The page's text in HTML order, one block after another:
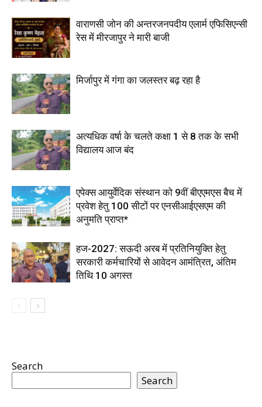
वाराणसी जोन की अन्तरजनपदीय एलार्म एफिसिएन्सी
रेस में मीरजापुर ने मारी बाजी
मिर्जापुर में गंगा का जलस्तर बढ़ रहा है
अत्यधिक वर्षा के चलते कक्षा 1 से 8 तक के सभी
विद्यालय आज बंद
एपेक्स आयुर्वेदिक संस्थान को 9वीं बीएएमएस बैच में
प्रवेश हेतु 100 सीटों पर एनसीआईएसएम की
अनुमति प्राप्त*
हज-2027: सऊदी अरब में प्रतिनियुक्ति हेतु
सरकारी कर्मचारियों से आवेदन आमंत्रित, अंतिम
तिथि 10 अगस्त
Search
Search